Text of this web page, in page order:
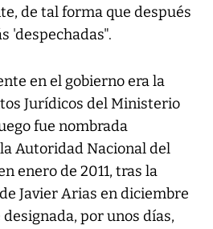
de tal forma que después
'despechadas".
en el gobierno era la
Jurídicos del Ministerio
fue nombrada
Autoridad Nacional del
enero de 2011, tras la
Javier Arias en diciembre
designada, por unos días,